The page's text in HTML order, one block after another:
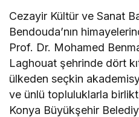
Cezayir Kültür ve Sanat
Bendouda’nın
Prof. Dr. Mohamed
Laghouat şehrinde dört
ülkeden seçkin
ve ünlü topluluklarla
Konya Büyükşehir